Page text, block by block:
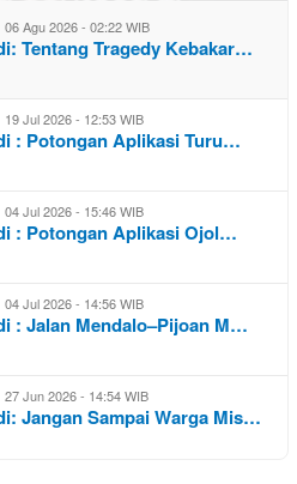
06 Agu 2026 - 02:22 WIB
Tentang Tragedy Kebakar…
19 Jul 2026 - 12:53 WIB
: Potongan Aplikasi Turu…
04 Jul 2026 - 15:46 WIB
: Potongan Aplikasi Ojol…
04 Jul 2026 - 14:56 WIB
: Jalan Mendalo–Pijoan M…
27 Jun 2026 - 14:54 WIB
Jangan Sampai Warga Mis…